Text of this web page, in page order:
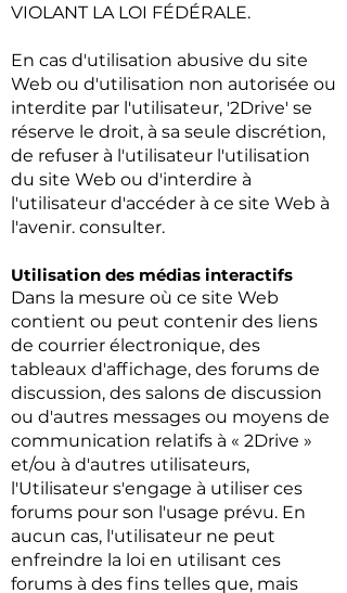
VIOLANT LA LOI FÉDÉRALE.
En cas d'utilisation abusive du site
Web ou d'utilisation non autorisée ou
interdite par l'utilisateur, '2Drive' se
réserve le droit, à sa seule discrétion,
de refuser à l'utilisateur l'utilisation
du site Web ou d'interdire à
l'utilisateur d'accéder à ce site Web à
l'avenir. consulter.
Utilisation des médias interactifs
Dans la mesure où ce site Web
contient ou peut contenir des liens
de courrier électronique, des
tableaux d'affichage, des forums de
discussion, des salons de discussion
ou d'autres messages ou moyens de
communication relatifs à « 2Drive »
et/ou à d'autres utilisateurs,
l'Utilisateur s'engage à utiliser ces
forums pour son l'usage prévu. En
aucun cas, l'utilisateur ne peut
enfreindre la loi en utilisant ces
forums à des fins telles que, mais